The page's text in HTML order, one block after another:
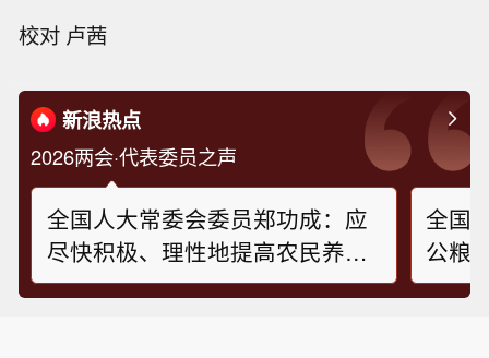
校对 卢茜
新浪热点
2026两会·代表委员之声
全国人大常委会委员郑功成：应
尽快积极、理性地提高农民养老
金水平
全国
公粮